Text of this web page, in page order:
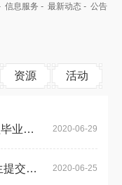
信息服务 - 最新动态 - 公告
资源 活动
2020-06-29
关于图书馆到四个园区上门办理毕业生还书的通知
2020-06-25
北京大学2020年夏季毕业研究生提交学位论文的补充通知